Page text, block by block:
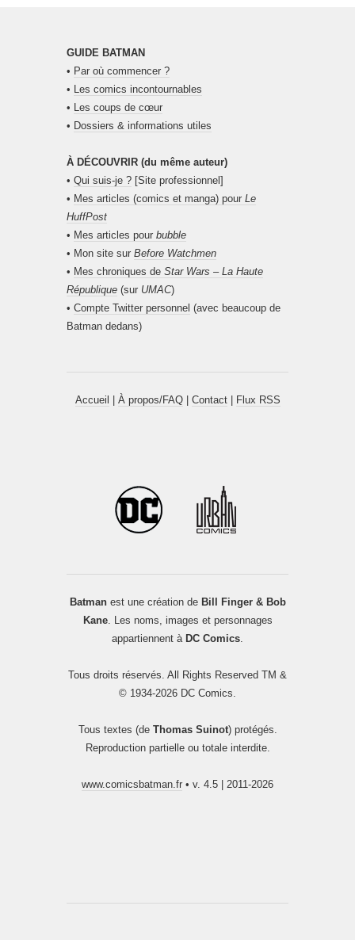
GUIDE BATMAN
• Par où commencer ?
• Les comics incontournables
• Les coups de cœur
• Dossiers & informations utiles
À DÉCOUVRIR (du même auteur)
• Qui suis-je ? [Site professionnel]
• Mes articles (comics et manga) pour Le
HuffPost
• Mes articles pour bubble
• Mon site sur Before Watchmen
• Mes chroniques de Star Wars – La Haute
République (sur UMAC)
• Compte Twitter personnel (avec beaucoup de
Batman dedans)
Accueil À propos/FAQ| Contact| Flux RSS
Batmanest une création de Bill Finger & Bob
Kane. Les noms, images et personnages
appartiennent à DC Comics.
Tous droits réservés. All Rights Reserved TM &
© 1934-2026 DC Comics.
Tous textes (de Thomas Suinot) protégés.
Reproduction partielle ou totale interdite.
www.comicsbatman.fr • v. 4.5 | 2011-2026